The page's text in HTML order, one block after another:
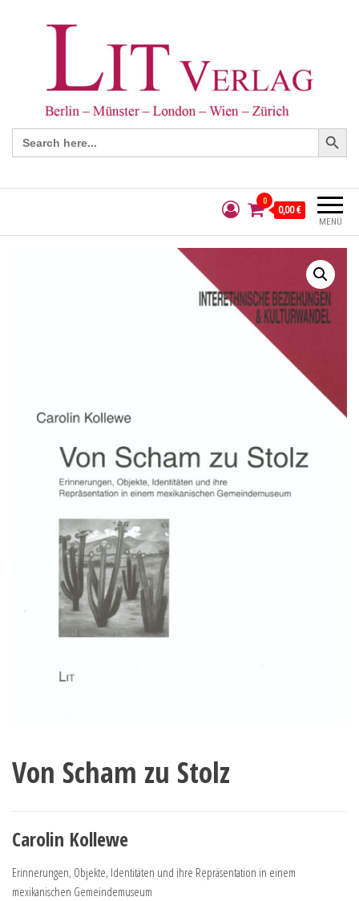
Search
for:
Search Button
MENÜ
0
0,00 €
Von Scham zu Stolz
Carolin Kollewe
Erinnerungen, Objekte, Identitäten und ihre Repräsentation in einem
mexikanischen Gemeindemuseum